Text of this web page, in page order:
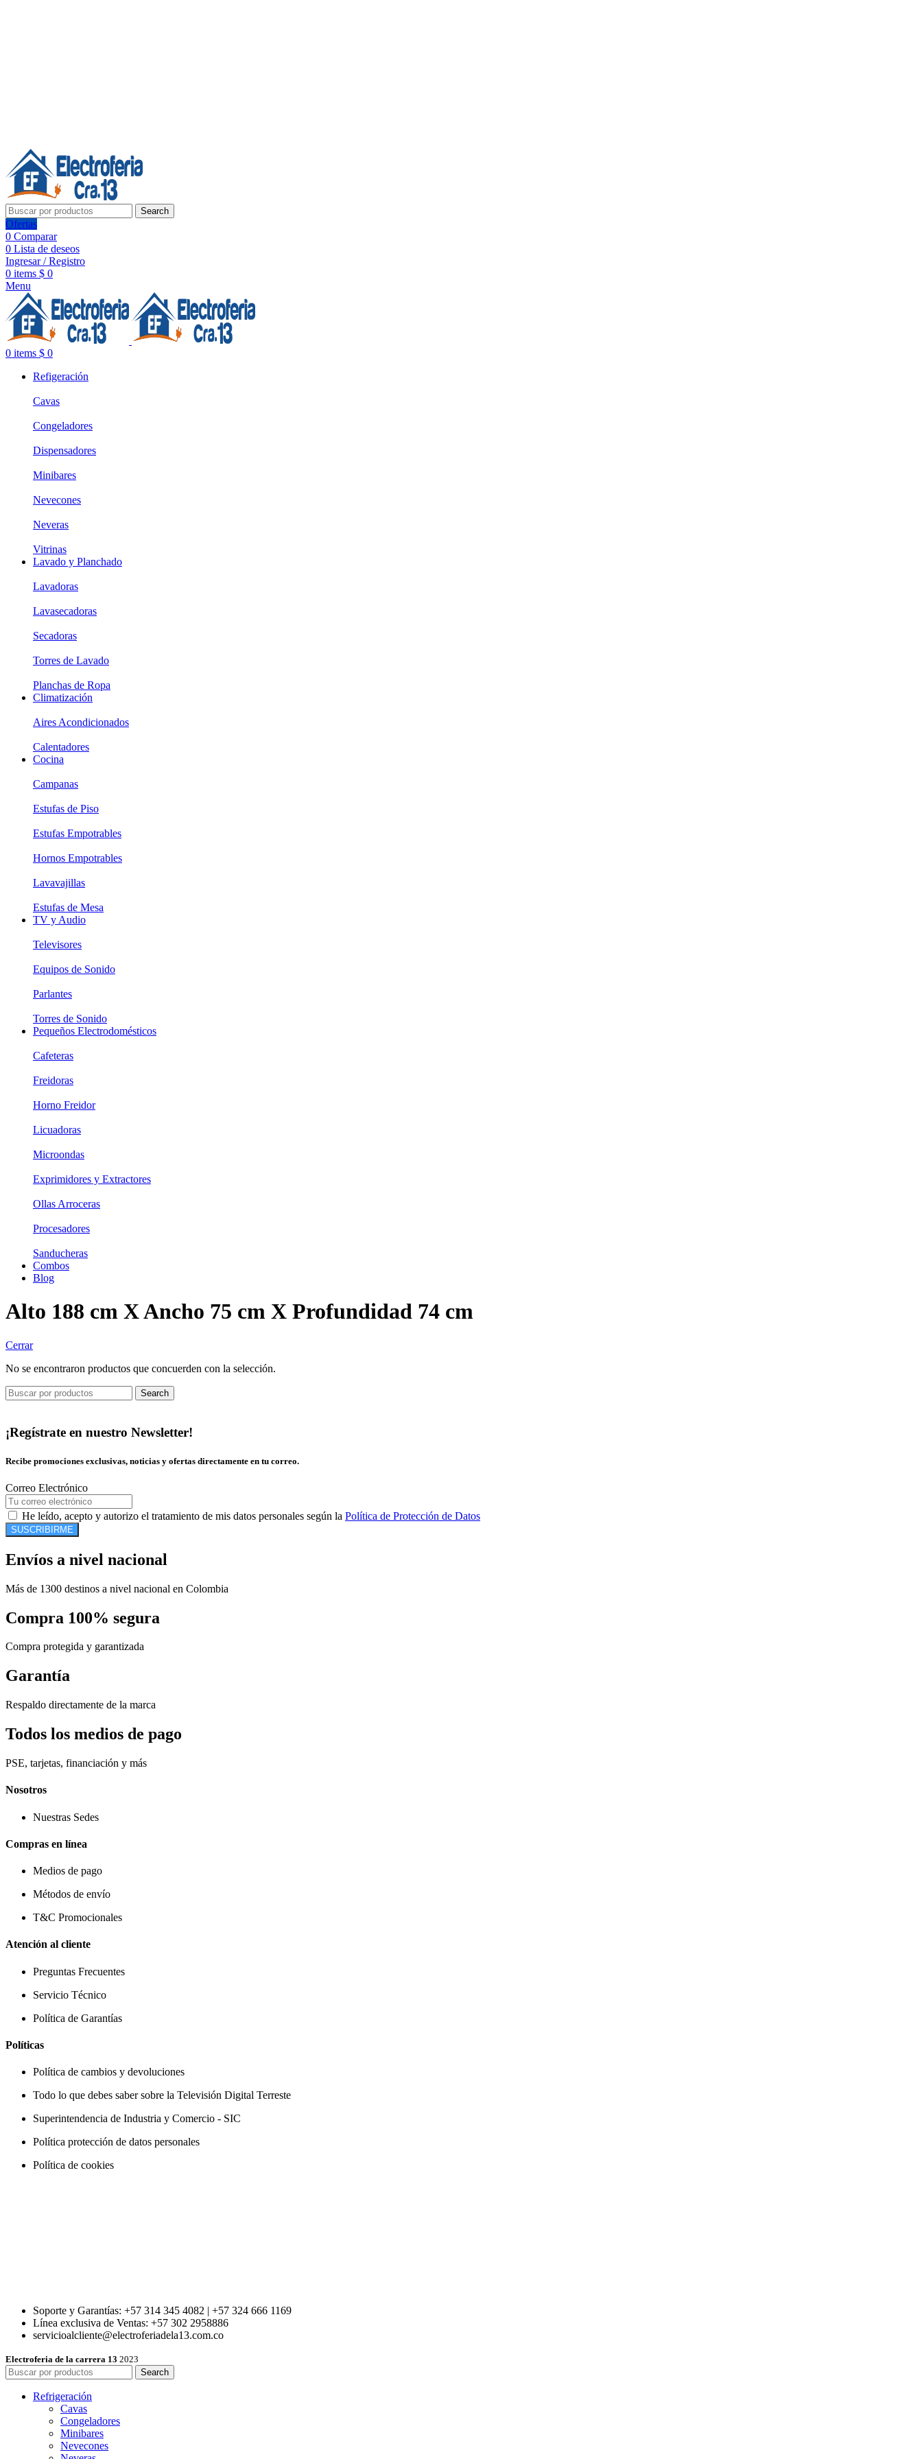
Search
Ofertas
0 Comparar
0 Lista de deseos
Ingresar / Registro
0 items $ 0
Menu
0 items $ 0
Refigeración
Cavas
Congeladores
Dispensadores
Minibares
Nevecones
Neveras
Vitrinas
Lavado y Planchado
Lavadoras
Lavasecadoras
Secadoras
Torres de Lavado
Planchas de Ropa
Climatización
Aires Acondicionados
Calentadores
Cocina
Campanas
Estufas de Piso
Estufas Empotrables
Hornos Empotrables
Lavavajillas
Estufas de Mesa
TV y Audio
Televisores
Equipos de Sonido
Parlantes
Torres de Sonido
Pequeños Electrodomésticos
Cafeteras
Freidoras
Horno Freidor
Licuadoras
Microondas
Exprimidores y Extractores
Ollas Arroceras
Procesadores
Sanducheras
Combos
Blog
Alto 188 cm X Ancho 75 cm X Profundidad 74 cm
Cerrar
No se encontraron productos que concuerden con la selección.
Search
¡Regístrate en nuestro Newsletter!
Recibe promociones exclusivas, noticias y ofertas directamente en tu correo.
Correo Electrónico
He leído, acepto y autorizo el tratamiento de mis datos personales según la Política de Protección de Datos
SUSCRIBIRME
Envíos a nivel nacional
Más de 1300 destinos a nivel nacional en Colombia
Compra 100% segura
Compra protegida y garantizada
Garantía
Respaldo directamente de la marca
Todos los medios de pago
PSE, tarjetas, financiación y más
Nosotros
Nuestras Sedes
Compras en línea
Medios de pago
Métodos de envío
T&C Promocionales
Atención al cliente
Preguntas Frecuentes
Servicio Técnico
Política de Garantías
Políticas
Política de cambios y devoluciones
Todo lo que debes saber sobre la Televisión Digital Terreste
Superintendencia de Industria y Comercio - SIC
Política protección de datos personales
Política de cookies
Soporte y Garantías: +57 314 345 4082 | +57 324 666 1169
Línea exclusiva de Ventas: +57 302 2958886
servicioalcliente@electroferiadela13.com.co
Electroferia de la carrera 13 2023
Search
Refrigeración
Cavas
Congeladores
Minibares
Nevecones